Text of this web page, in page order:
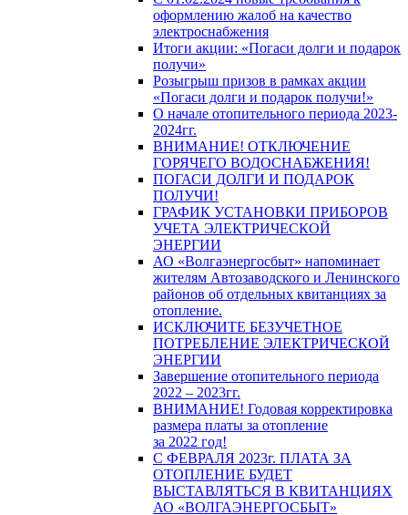
оформлению жалоб на качество
электроснабжения
Итоги акции: «Погаси долги и подарок
получи»
Розыгрыш призов в рамках акции
«Погаси долги и подарок получи!»
О начале отопительного периода 2023-
2024гг.
ВНИМАНИЕ! ОТКЛЮЧЕНИЕ
ГОРЯЧЕГО ВОДОСНАБЖЕНИЯ!
ПОГАСИ ДОЛГИ И ПОДАРОК
ПОЛУЧИ!
ГРАФИК УСТАНОВКИ ПРИБОРОВ
УЧЕТА ЭЛЕКТРИЧЕСКОЙ
ЭНЕРГИИ
АО «Волгаэнергосбыт» напоминает
жителям Автозаводского и Ленинского
районов об отдельных квитанциях за
отопление.
ИСКЛЮЧИТЕ БЕЗУЧЕТНОЕ
ПОТРЕБЛЕНИЕ ЭЛЕКТРИЧЕСКОЙ
ЭНЕРГИИ
Завершение отопительного периода
2022 – 2023гг.
ВНИМАНИЕ! Годовая корректировка
размера платы за отопление
за 2022 год!
С ФЕВРАЛЯ 2023г. ПЛАТА ЗА
ОТОПЛЕНИЕ БУДЕТ
ВЫСТАВЛЯТЬСЯ В КВИТАНЦИЯХ
АО «ВОЛГАЭНЕРГОСБЫТ»